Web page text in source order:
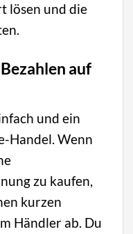
lösen und die
auf
und ein
Handel. Wenn
zu kaufen,
kurzen
Händler ab. Du